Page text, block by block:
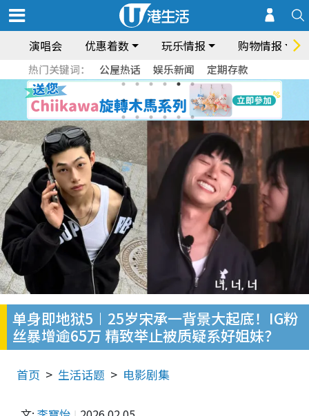
演唱会 优惠着数 玩乐情报 购物情报
热门关键词： 公屋热话 娱乐新闻 定期存款
单身即地狱5︱25岁宋承一背景大起底！IG粉
丝暴增逾65万 精致举止被质疑系好姐妹？
首页 生活话题 电影剧集